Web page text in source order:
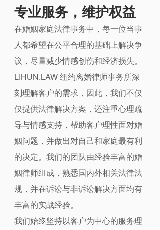
专业服务，维护权益
在婚姻家庭法律事务中，每一位当事
人都希望在公平合理的基础上解决争
议，尽量减少情感创伤和经济损失。
LIHUN.LAW 纽约离婚律师事务所深
刻理解客户的需求，因此，我们不仅
仅提供法律解决方案，还注重心理疏
导与情感支持，帮助客户理性面对婚
姻问题，并做出对自己和家庭最有利
的决定。我们的团队由经验丰富的婚
姻律师组成，熟悉国内外相关法律法
规，并在诉讼与非诉讼解决方面均有
丰富的实战经验。
我们始终坚持以客户为中心的服务理